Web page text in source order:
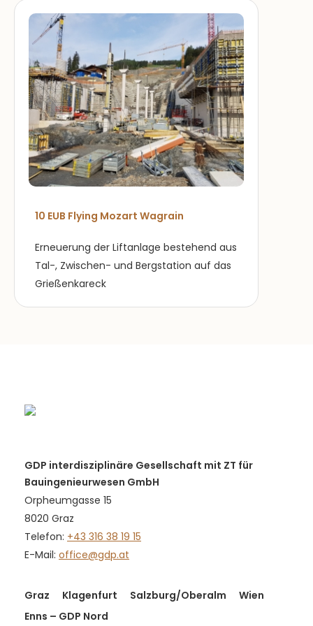
10 EUB Flying Mozart Wagrain
Erneuerung der Liftanlage bestehend aus
Tal-, Zwischen- und Bergstation auf das
Grießenkareck
GDP interdisziplinäre Gesellschaft mit ZT für
Bauingenieurwesen GmbH
Orpheumgasse 15
8020 Graz
Telefon: +43 316 38 19 15
E-Mail: office@gdp.at
Graz Klagenfurt Salzburg/Oberalm
Wien
Enns – GDP Nord